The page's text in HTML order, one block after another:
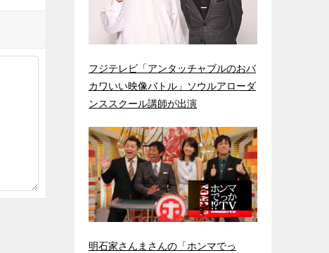
フジテレビ「アンタッチャブルのおバ
カワいい映像バトル」ソウルアローダ
ンススクール講師が出演
明石家さんまさんの「ホンマでっ